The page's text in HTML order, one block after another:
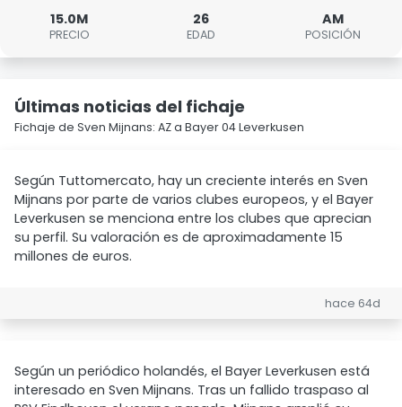
15.0M
PRECIO
26
EDAD
AM
POSICIÓN
Últimas noticias del fichaje
Fichaje de Sven Mijnans: AZ a Bayer 04 Leverkusen
Según Tuttomercato, hay un creciente interés en Sven
Mijnans por parte de varios clubes europeos, y el Bayer
Leverkusen se menciona entre los clubes que aprecian
su perfil. Su valoración es de aproximadamente 15
millones de euros.
hace 64d
Según un periódico holandés, el Bayer Leverkusen está
interesado en Sven Mijnans. Tras un fallido traspaso al